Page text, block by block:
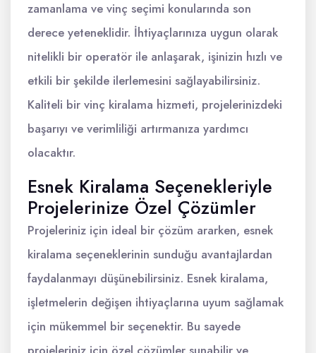
zamanlama ve vinç seçimi konularında son
derece yeteneklidir. İhtiyaçlarınıza uygun olarak
nitelikli bir operatör ile anlaşarak, işinizin hızlı ve
etkili bir şekilde ilerlemesini sağlayabilirsiniz.
Kaliteli bir vinç kiralama hizmeti, projelerinizdeki
başarıyı ve verimliliği artırmanıza yardımcı
olacaktır.
Esnek Kiralama Seçenekleriyle
Projelerinize Özel Çözümler
Projeleriniz için ideal bir çözüm ararken, esnek
kiralama seçeneklerinin sunduğu avantajlardan
faydalanmayı düşünebilirsiniz. Esnek kiralama,
işletmelerin değişen ihtiyaçlarına uyum sağlamak
için mükemmel bir seçenektir. Bu sayede